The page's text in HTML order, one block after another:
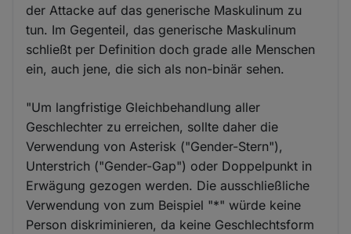
der Attacke auf das generische Maskulinum zu
tun. Im Gegenteil, das generische Maskulinum
schließt per Definition doch grade alle Menschen
ein, auch jene, die sich als non-binär sehen.
"Um langfristige Gleichbehandlung aller
Geschlechter zu erreichen, sollte daher die
Verwendung von Asterisk ("Gender-Stern"),
Unterstrich ("Gender-Gap") oder Doppelpunkt in
Erwägung gezogen werden. Die ausschließliche
Verwendung von zum Beispiel "*" würde keine
Person diskriminieren, da keine Geschlechtsform